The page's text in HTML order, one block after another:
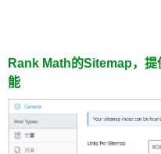
Rank Math的Sitemap，提
能